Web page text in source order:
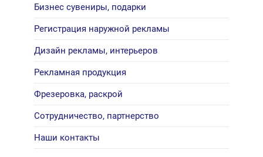
Бизнес сувениры, подарки
Регистрация наружной рекламы
Дизайн рекламы, интерьеров
Рекламная продукция
Фрезеровка, раскрой
Сотрудничество, партнерство
Наши контакты